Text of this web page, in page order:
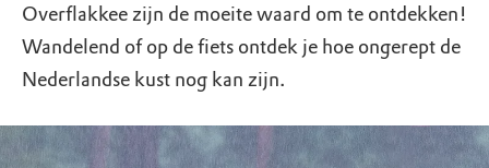
Overflakkee zijn de moeite waard om te ontdekken!
Wandelend of op de fiets ontdek je hoe ongerept de
Nederlandse kust nog kan zijn.